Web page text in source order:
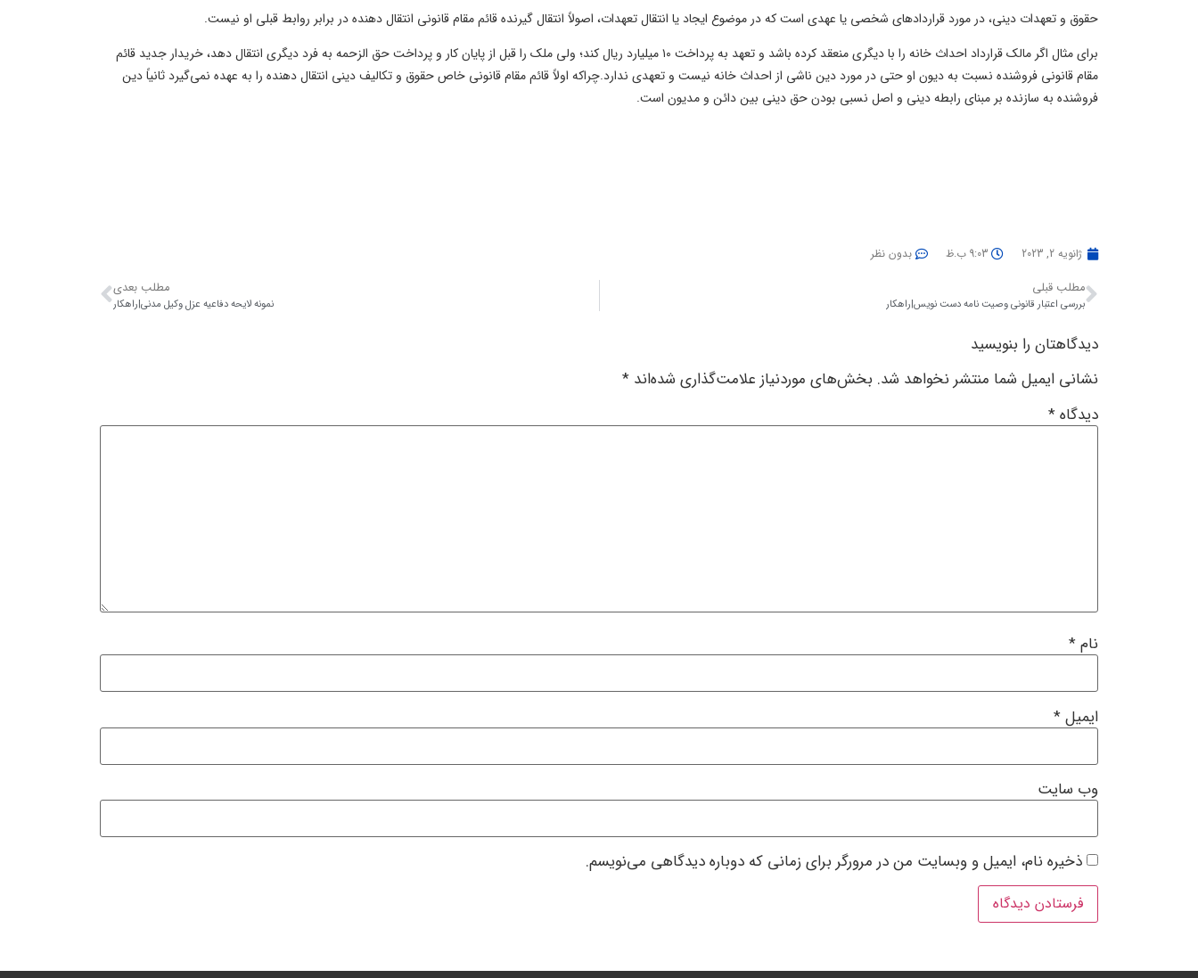
حقوق و تعهدات دینی،در مورد قراردادهای شخصی یا عهدی است که در موضوع ایجاد یا انتقال تعهدات، اصولاً انتقال گیرنده قائم مقام قانونی انتقال دهنده در برابر روابط قبلی او نیست.
برای مثال اگر مالک قرارداد احداث خانه را با دیگری منعقد کرده باشد و تعهد به پرداخت ۱۰ میلیارد ریال کند؛ ولی ملک را قبل از پایان کار و پرداخت حق الزحمه به فرد دیگری انتقال دهد، خریدار جدید قائم
مقام قانونی فروشنده نسبت به دیون او حتی در مورد دین ناشی از احداث خانه نیست و تعهدی ندارد.چراکه اولاً قائم مقام قانونی خاص حقوق و تکالیف دینی انتقال دهنده را به عهده نمی‌گیرد ثانیاً دین
فروشنده به سازنده بر مبنای رابطه دینی و اصل نسبی بودن حق دینی بین دائن و مدیون است.
ژانویه 2, 2023 9:03 ب.ظ بدون نظر
مطلب قبلی
بررسی اعتبار قانونی وصیت نامه دست نویس|راهکار
مطلب بعدی
نمونه لایحه دفاعیه عزل وکیل مدنی|راهکار
دیدگاهتان را بنویسید
نشانی ایمیل شما منتشر نخواهد شد. بخش‌های موردنیاز علامت‌گذاری شده‌اند *
دیدگاه*
نام*
ایمیل*
وب‌ سایت
ذخیره نام، ایمیل و وبسایت من در مرورگر برای زمانی که دوباره دیدگاهی می‌نویسم.